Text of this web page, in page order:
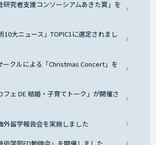
研究者支援コンソーシアムあきた賞」を
10大ニュース」TOPIC1に選定されまし
ークルによる「Christmas Concert」を
フェ DE 結婚・子育てトーク」が開催さ
外留学報告会を実施しました